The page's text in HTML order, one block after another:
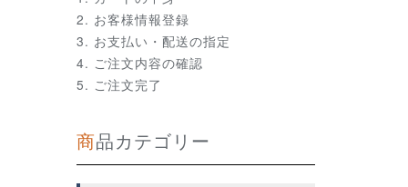
お客様情報登録
お支払い・配送の指定
ご注文内容の確認
ご注文完了
商品カテゴリー